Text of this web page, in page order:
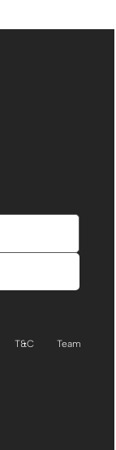
T&C
Team